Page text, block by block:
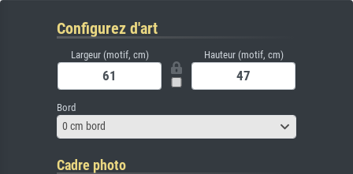
Configurez d'art
Largeur (motif, cm) Hauteur (motif, cm)
Bord
0 cm bord
Cadre photo